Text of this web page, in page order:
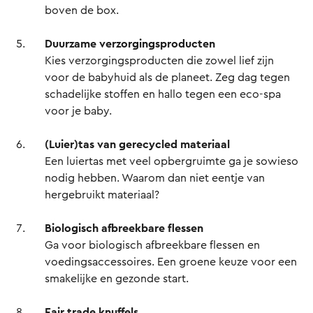
boven de box.
Duurzame verzorgingsproducten
Kies verzorgingsproducten die zowel lief zijn
voor de babyhuid als de planeet. Zeg dag tegen
schadelijke stoffen en hallo tegen een eco-spa
voor je baby.
(Luier)tas van gerecycled materiaal
Een luiertas met veel opbergruimte ga je sowieso
nodig hebben. Waarom dan niet eentje van
hergebruikt materiaal?
Biologisch afbreekbare flessen
Ga voor biologisch afbreekbare flessen en
voedingsaccessoires. Een groene keuze voor een
smakelijke en gezonde start.